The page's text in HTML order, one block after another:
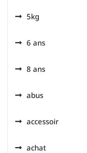
5kg
6 ans
8 ans
abus
accessoir
achat